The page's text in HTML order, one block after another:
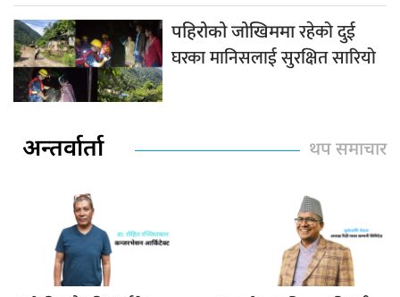
पहिरोको जोखिममारहेको दुई
घरका मानिसलाई सुरक्षित सारियो
अन्तर्वार्ता थप समाचार